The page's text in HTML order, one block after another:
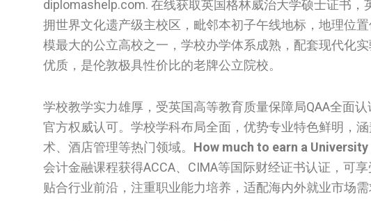
diplomashelp.com. 在线获取英国‌格林威治大学‌‌‌硕士证书
拥世界文化遗产级主校区，毗邻本初子午线地标，地理位
模最大的公立高校之一，学校办学体系成熟，配套现代化
优质，是伦敦极具性价比的老牌公立院校。
学校教学实力雄厚，受英国高等教育质量保障局QAA全面
官方权威认可。学校学科布局全面，优势专业特色鲜明，
术、酒店管理等热门领域。 How much to earn a
会计金融课程获得ACCA、CIMA等国际财经证书认证，可
贴合行业前沿，注重职业能力培养，适配海内外就业市场需